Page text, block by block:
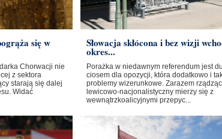
się w
Chorwacji nie
z sektora
starają się dalej
Widać
Słowacja skłócona i bez wizji
okres...
Porażka w niedawnym referendum jest
ciosem dla opozycji, która dodatkowo i
problemy wizerunkowe. Zarazem
lewicowo-nacjonalistyczny mierzy się z
wewnątrzkoalicyjnymi przepyc...